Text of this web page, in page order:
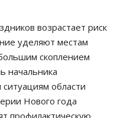
возрастает риск
уделяют местам
скоплением
начальника
области
Нового года